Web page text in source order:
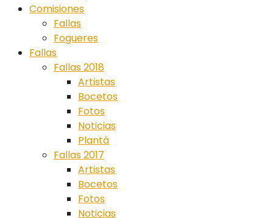
Comisiones
Fallas
Fogueres
Fallas
Fallas 2018
Artistas
Bocetos
Fotos
Noticias
Plantá
Fallas 2017
Artistas
Bocetos
Fotos
Noticias